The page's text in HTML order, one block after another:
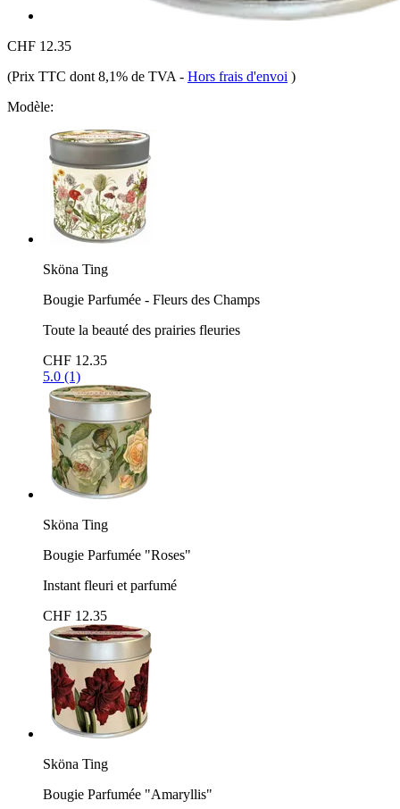
CHF 12.35
(Prix TTC dont 8,1% de TVA - Hors frais d'envoi )
Modèle:
Sköna Ting
Bougie Parfumée - Fleurs des Champs
Toute la beauté des prairies fleuries
CHF 12.35
5.0 (1)
Sköna Ting
Bougie Parfumée "Roses"
Instant fleuri et parfumé
CHF 12.35
Sköna Ting
Bougie Parfumée "Amaryllis"